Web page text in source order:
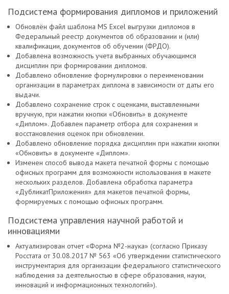
Подсистема формирования дипломов и приложений
Обновлён файл шаблона MS Excel выгрузки дипломов в
Федеральный реестр документов об образовании и (или)
квалификации, документов об обучении (ФРДО).
Добавлена возможность учета выбранных обучающимся
дисциплин при формировании дипломов.
Добавлено обновление формулировки о переименовании
организации в параметрах диплома в зависимости от даты его
выдачи.
Добавлено сохранение строк с оценками, выставленными
вручную, при нажатии кнопки «Обновить» в документе
«Диплом». Добавлен параметр отбора для сохранения и
восстановления оценок при обновлении.
Добавлено обновление порядка дисциплин при нажатии кнопки
«Обновить» в документе «Диплом».
Изменен способ вывода макета печатной формы с помощью
офисных программ для возможности использования в макете
нескольких разделов. Добавлена обработка параметра
«ДубликатПриложения» для макетов печатной формы,
формируемых с помощью офисных программ.
Подсистема управления научной работой и
инновациями
Актуализирован отчет «Форма №2-наука» (согласно Приказу
Росстата от 30.08.2017 № 563 «Об утверждении статистического
инструментария для организации федерального статистического
наблюдения за деятельностью в сфере образования, науки,
инноваций и информационных технологий»).